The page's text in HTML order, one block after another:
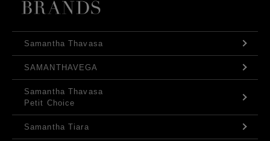
Samantha Thavasa
SAMANTHAVEGA
Samantha Thavasa
Petit Choice
Samantha Tiara